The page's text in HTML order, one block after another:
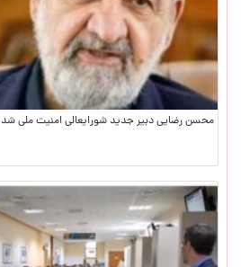
محسن رضایی دبیر جدید شورایعالی امنیت ملی شد